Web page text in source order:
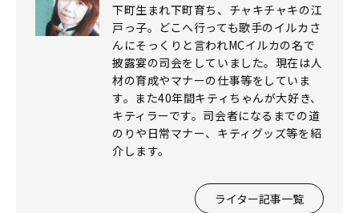
下町生まれ下町育ち、チャキチャキの江
戸っ子。どこへ行っても歌手のイルカさ
んにそっくりと言われMCイルカの名で
披露宴の司会をしていました。現在は人
材の育成やマナーの仕事等をしていま
す。また40年間キティちゃんが大好き、
キティラーです。司会者になるまでの道
のりや日常マナー、キティグッズ等を紹
介します。
ライター記事一覧